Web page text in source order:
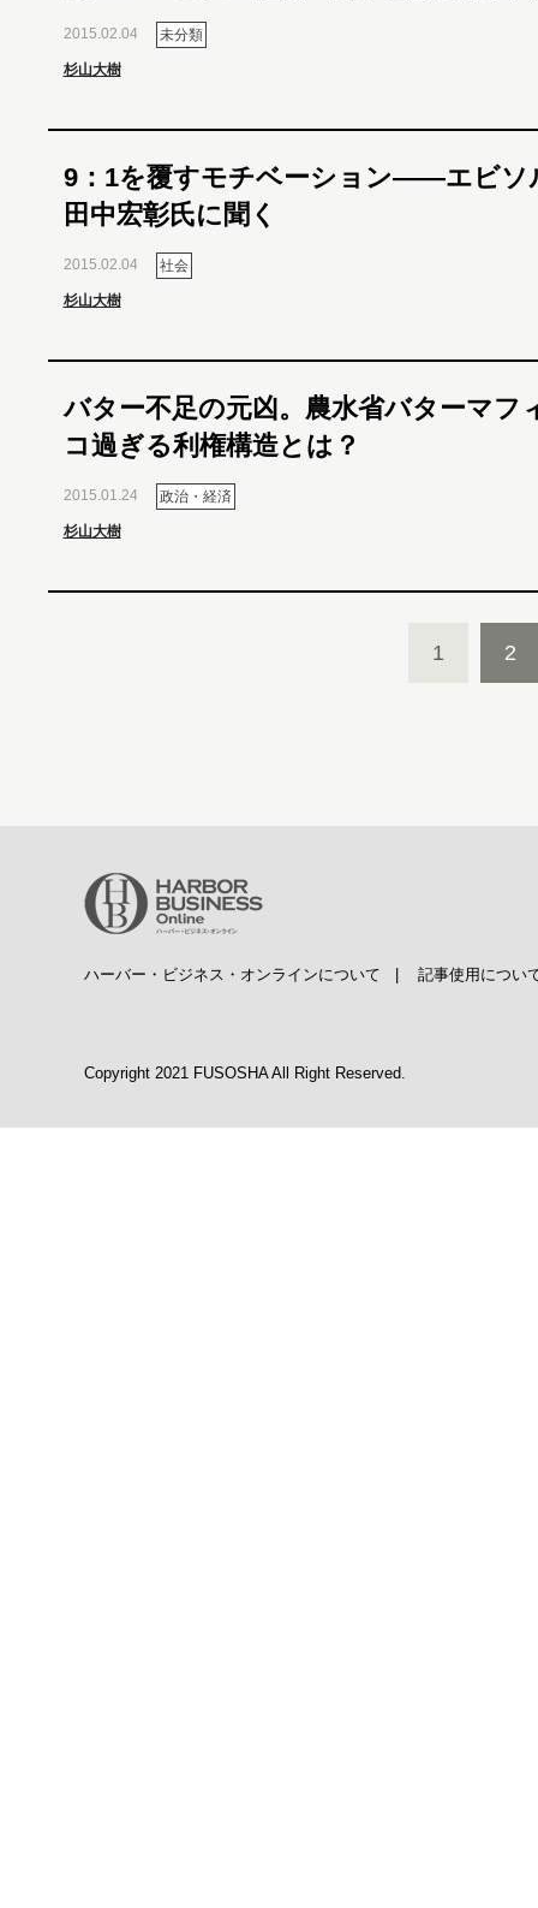
2015.02.04 未分類
杉山大樹
9：1を覆すモチベーション――エビソ
田中宏彰氏に聞く
2015.02.04 社会
杉山大樹
バター不足の元凶。農水省バターマフ
コ過ぎる利権構造とは？
2015.01.24 政治・経済
杉山大樹
1 2
ハーバー・ビジネス・オンラインについて 記事使用につい
Copyright 2021 FUSOSHA All Right Reserved.